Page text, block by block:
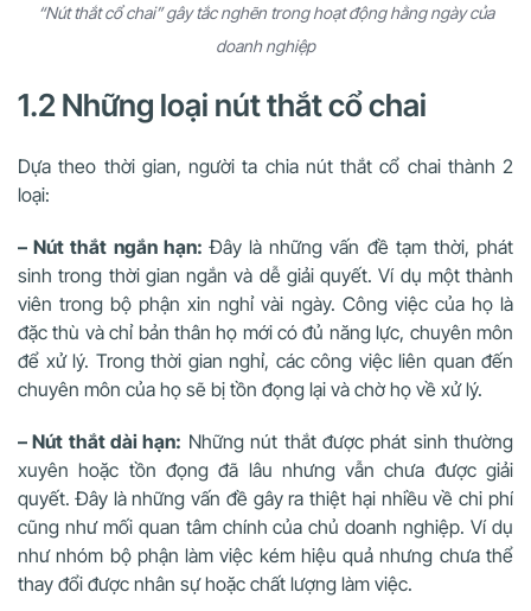
“Nút thắt cổ chai” gây tắc nghẽn trong hoạt động hằng ngày của
doanh nghiệp
1.2 Những loại nút thắt cổ chai
Dựa theo thời gian, người ta chia nút thắt cổ chai thành 2
loại:
– Nút thắt ngắn hạn: Đây là những vấn đề tạm thời, phát
sinh trong thời gian ngắn và dễ giải quyết. Ví dụ một thành
viên trong bộ phận xin nghỉ vài ngày. Công việc của họ là
đặc thù và chỉ bản thân họ mới có đủ năng lực, chuyên môn
để xử lý. Trong thời gian nghỉ, các công việc liên quan đến
chuyên môn của họ sẽ bị tồn đọng lại và chờ họ về xử lý.
– Nút thắt dài hạn: Những nút thắt được phát sinh thường
xuyên hoặc tồn đọng đã lâu nhưng vẫn chưa được giải
quyết. Đây là những vấn đề gây ra thiệt hại nhiều về chi phí
cũng như mối quan tâm chính của chủ doanh nghiệp. Ví dụ
như nhóm bộ phận làm việc kém hiệu quả nhưng chưa thể
thay đổi được nhân sự hoặc chất lượng làm việc.